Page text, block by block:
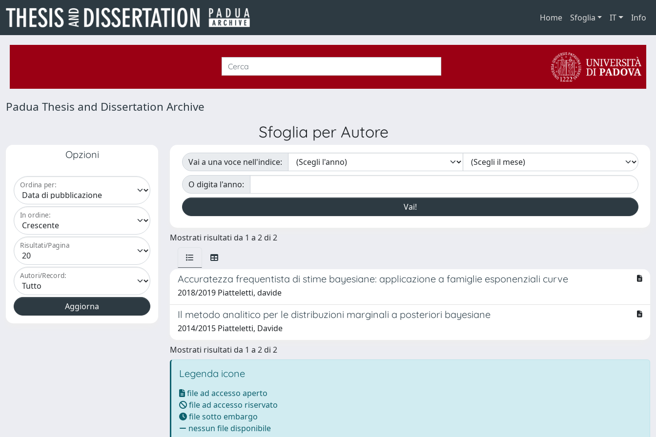
Home Sfoglia IT Info
Padua Thesis and Dissertation Archive
Sfoglia per Autore
Opzioni
Ordina per:
In ordine:
Risultati/Pagina
Autori/Record:
Vai a una voce nell'indice:
O digita l'anno:
Mostrati risultati da 1 a 2 di 2
Accuratezza frequentista di stime bayesiane: applicazione a famiglie esponenziali curve
2018/2019 Piatteletti, davide
Il metodo analitico per le distribuzioni marginali a posteriori bayesiane
2014/2015 Piatteletti, Davide
Mostrati risultati da 1 a 2 di 2
Legenda icone
file ad accesso aperto
file ad accesso riservato
file sotto embargo
nessun file disponibile